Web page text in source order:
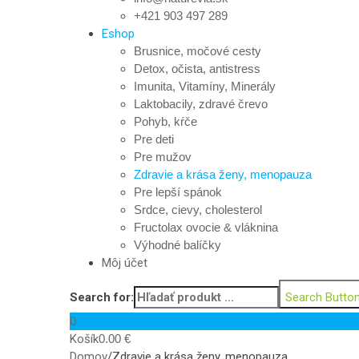
+421 903 497 289
Eshop
Brusnice, močové cesty
Detox, očista, antistress
Imunita, Vitamíny, Minerály
Laktobacily, zdravé črevo
Pohyb, kŕče
Pre deti
Pre mužov
Zdravie a krása ženy, menopauza
Pre lepší spánok
Srdce, cievy, cholesterol
Fructolax ovocie & vláknina
Výhodné balíčky
Môj účet
Search for: Search
0
Košík0.00 €